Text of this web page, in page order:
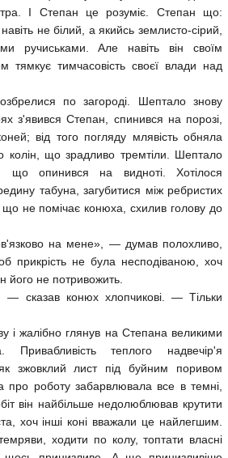
І Степан це розуміє. Степан що:
не білий, а якийсь землисто-сірий,
ручиськами. Але навіть він своїм
тямкує тимчасовість своєї влади над
по загороді. Шептало знову
з'явився Степан, спинився на порозі,
від того погляду млявість обняла
колін, що зрадливо тремтіли. Шептало
що опинився на видноті. Хотілося
табуна, загубитися між ребристих
що не помічає конюха, схилив голову до
на мене», — думав полохливо,
прикрість не була несподіваною, хоч
його не потривожить.
сказав конюх хлопчикові. — Тільки
і жалібно глянув на Степана великими
Привабливість теплого надвечір'я
зжовклий лист під буйним поривом
про роботу забарвлювала все в темні,
він найбільше недолюблював крутити
хоч інші коні вважали це найлегшим.
ходити по колу, топтати власні